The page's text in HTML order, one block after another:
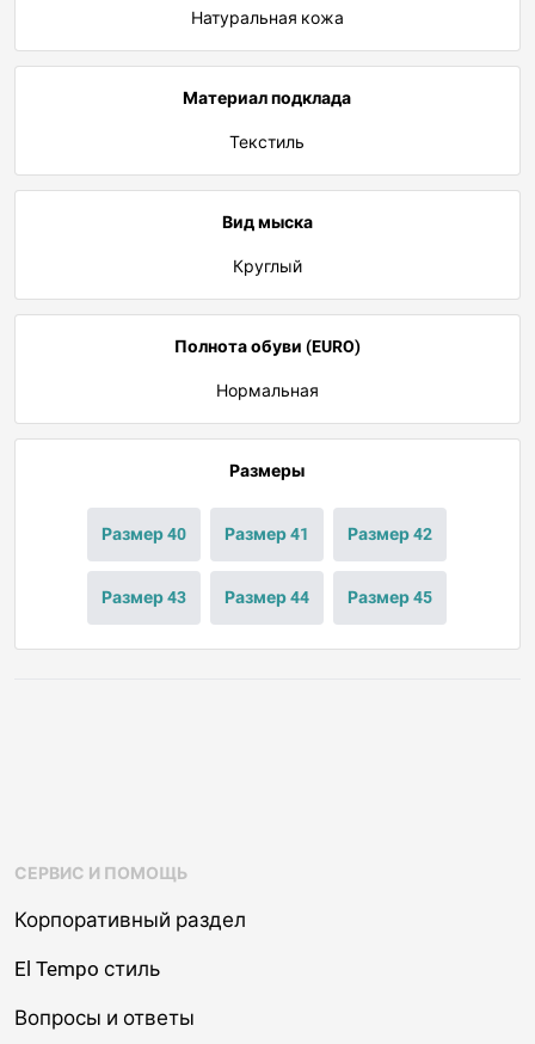
Натуральная кожа
Материал подклада
Текстиль
Вид мыска
Круглый
Полнота обуви (EURO)
Нормальная
Размеры
Размер 40 Размер 41 Размер 42
Размер 43 Размер 44 Размер 45
СЕРВИС И ПОМОЩЬ
Корпоративный раздел
El Tempo стиль
Вопросы и ответы